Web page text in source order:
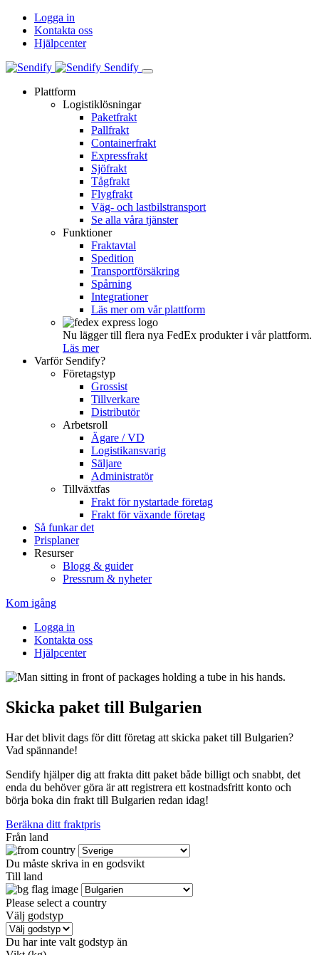
Logga in
Kontakta oss
Hjälpcenter
Sendify
Plattform
Logistiklösningar
Paketfrakt
Pallfrakt
Containerfrakt
Expressfrakt
Sjöfrakt
Tågfrakt
Flygfrakt
Väg- och lastbilstransport
Se alla våra tjänster
Funktioner
Fraktavtal
Spedition
Transportförsäkring
Spårning
Integrationer
Läs mer om vår plattform
Nu lägger till flera nya FedEx produkter i vår plattform.
Läs mer
Varför Sendify?
Företagstyp
Grossist
Tillverkare
Distributör
Arbetsroll
Ägare / VD
Logistikansvarig
Säljare
Administratör
Tillväxtfas
Frakt för nystartade företag
Frakt för växande företag
Så funkar det
Prisplaner
Resurser
Blogg & guider
Pressrum & nyheter
Kom igång
Logga in
Kontakta oss
Hjälpcenter
Skicka paket till Bulgarien
Har det blivit dags för ditt företag att skicka paket till Bulgarien?
Vad spännande!
Sendify hjälper dig att frakta ditt paket både billigt och snabbt, det
enda du behöver göra är att registrera ett kostnadsfritt konto och
börja boka din frakt till Bulgarien redan idag!
Beräkna ditt fraktpris
Från land
Du måste skriva in en godsvikt
Till land
Please select a country
Välj godstyp
Du har inte valt godstyp än